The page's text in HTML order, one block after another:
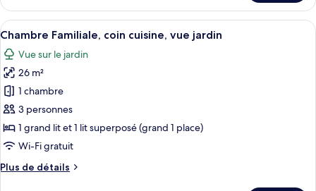
Familiale,
vue
jardin,
côté
cour
intérieure
le
type
de
chambre
Chambre
Double
Familiale,
vue
jardin,
côté
cour
intérieure
Afficher
toutes
les
photos
pour
ce
type
de
chambre :
Chambre
Une chambre avec un lit superposé,
11
Chambre Familiale, coin cuisine, vue jardin
Vue sur le jardin
26 m²
1 chambre
3 personnes
1 grand lit et 1 lit superposé (grand 1 place)
Wi-Fi gratuit
Plus de détails
Plus